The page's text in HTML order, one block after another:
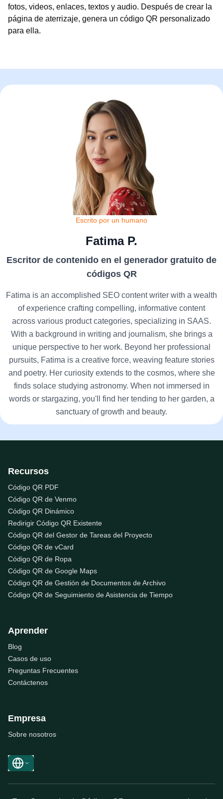
fotos, videos, enlaces, textos y audio. Después de crear la
página de aterrizaje, genera un código QR personalizado
para ella.
Escrito por un humano
Fatima P.
Escritor de contenido en el generador gratuito de
códigos QR
Fatima is an accomplished SEO content writer with a wealth
of experience crafting compelling, informative content
across various product categories, specializing in SAAS.
With a background in writing and journalism, she brings a
unique perspective to her work. Beyond her professional
pursuits, Fatima is a creative force, weaving feature stories
and poetry. Her curiosity extends to the cosmos, where she
finds solace studying astronomy. When not immersed in
words or stargazing, you'll find her tending to her garden, a
sanctuary of growth and beauty.
Recursos
Código QR PDF
Código QR de Venmo
Código QR Dinámico
Redirigir Código QR Existente
Código QR del Gestor de Tareas del Proyecto
Código QR de vCard
Código QR de Ropa
Código QR de Google Maps
Código QR de Gestión de Documentos de Archivo
Código QR de Seguimiento de Asistencia de Tiempo
Aprender
Blog
Casos de uso
Preguntas Frecuentes
Contáctenos
Empresa
Sobre nosotros